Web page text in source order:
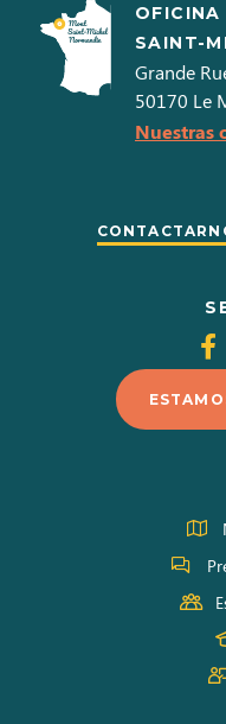
SAINT-
Grande
50170 Le
Nuestras